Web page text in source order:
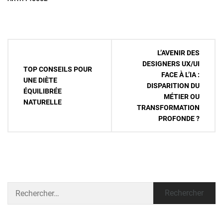
l’article
TOP CONSEILS POUR
UNE DIÈTE
ÉQUILIBRÉE
NATURELLE
L’AVENIR DES
DESIGNERS UX/UI
FACE À L’IA :
DISPARITION DU
MÉTIER OU
TRANSFORMATION
PROFONDE ?